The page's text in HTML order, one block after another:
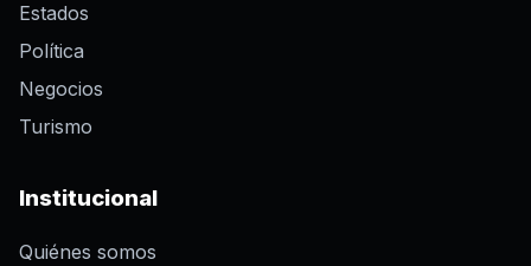
Estados
Política
Negocios
Turismo
Institucional
Quiénes somos